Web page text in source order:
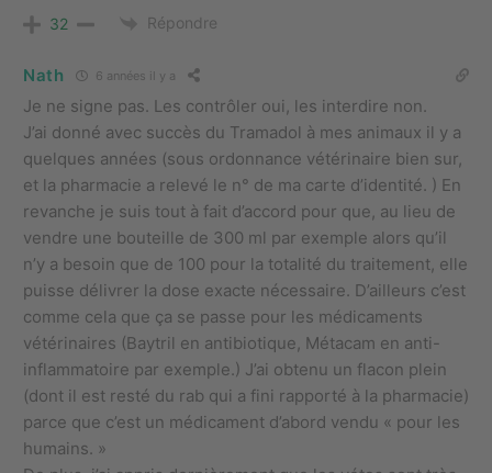
32 Répondre
Nath 6 années il y a
Je ne signe pas. Les contrôler oui, les interdire non.
J’ai donné avec succès du Tramadol à mes animaux il y a
quelques années (sous ordonnance vétérinaire bien sur,
et la pharmacie a relevé le n° de ma carte d’identité. ) En
revanche je suis tout à fait d’accord pour que, au lieu de
vendre une bouteille de 300 ml par exemple alors qu’il
n’y a besoin que de 100 pour la totalité du traitement, elle
puisse délivrer la dose exacte nécessaire. D’ailleurs c’est
comme cela que ça se passe pour les médicaments
vétérinaires (Baytril en antibiotique, Métacam en anti-
inflammatoire par exemple.) J’ai obtenu un flacon plein
(dont il est resté du rab qui a fini rapporté à la pharmacie)
parce que c’est un médicament d’abord vendu « pour les
humains. »